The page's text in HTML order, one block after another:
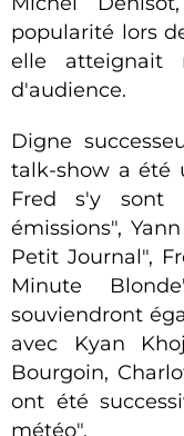
popularité lors
elle atteignait
d'audience.
Digne
talk-show a été
Fred s'y sont
émissions",
Petit Journal",
Minute
souviendront
avec Kyan
Bourgoin,
ont été
météo".